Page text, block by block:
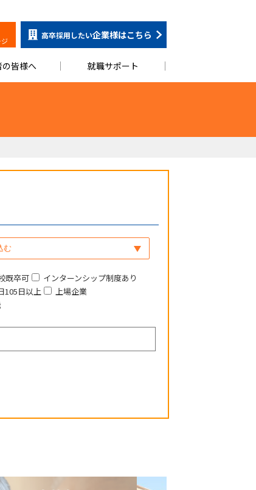
高卒採用したい企業様はこちら
皆様へ 就職サポート
既卒可
インターンシップ制度あり
105日以上
上場企業